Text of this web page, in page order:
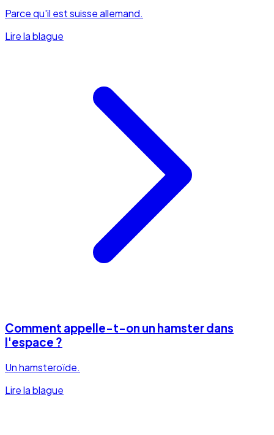
Parce qu'il est suisse allemand.
Lire la blague
Comment appelle-t-on un hamster dans
l'espace ?
Un hamsteroïde.
Lire la blague